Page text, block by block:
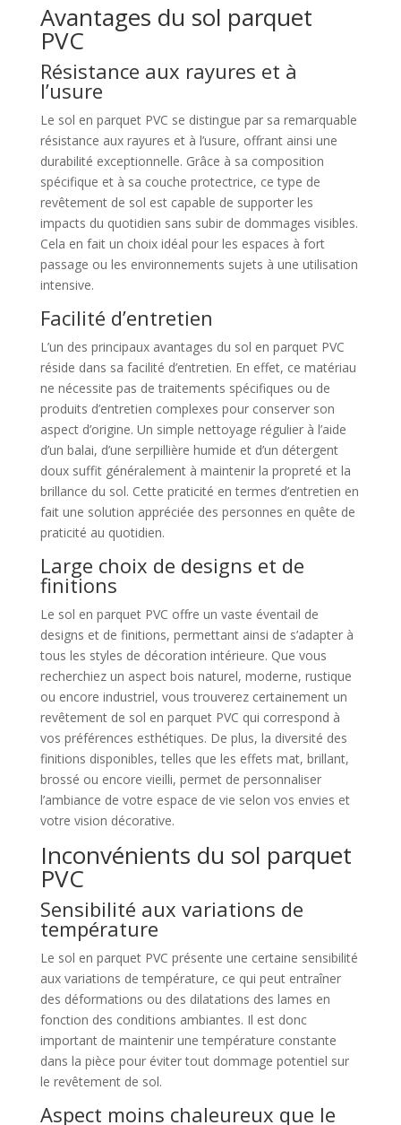
Avantages du sol parquet
PVC
Résistance aux rayures et à
l’usure
Le sol en parquet PVC se distingue par sa remarquable
résistance aux rayures et à l’usure, offrant ainsi une
durabilité exceptionnelle. Grâce à sa composition
spécifique et à sa couche protectrice, ce type de
revêtement de sol est capable de supporter les
impacts du quotidien sans subir de dommages visibles.
Cela en fait un choix idéal pour les espaces à fort
passage ou les environnements sujets à une utilisation
intensive.
Facilité d’entretien
L’un des principaux avantages du sol en parquet PVC
réside dans sa facilité d’entretien. En effet, ce matériau
ne nécessite pas de traitements spécifiques ou de
produits d’entretien complexes pour conserver son
aspect d’origine. Un simple nettoyage régulier à l’aide
d’un balai, d’une serpillière humide et d’un détergent
doux suffit généralement à maintenir la propreté et la
brillance du sol. Cette praticité en termes d’entretien en
fait une solution appréciée des personnes en quête de
praticité au quotidien.
Large choix de designs et de
finitions
Le sol en parquet PVC offre un vaste éventail de
designs et de finitions, permettant ainsi de s’adapter à
tous les styles de décoration intérieure. Que vous
recherchiez un aspect bois naturel, moderne, rustique
ou encore industriel, vous trouverez certainement un
revêtement de sol en parquet PVC qui correspond à
vos préférences esthétiques. De plus, la diversité des
finitions disponibles, telles que les effets mat, brillant,
brossé ou encore vieilli, permet de personnaliser
l’ambiance de votre espace de vie selon vos envies et
votre vision décorative.
Inconvénients du sol parquet
PVC
Sensibilité aux variations de
température
Le sol en parquet PVC présente une certaine sensibilité
aux variations de température, ce qui peut entraîner
des déformations ou des dilatations des lames en
fonction des conditions ambiantes. Il est donc
important de maintenir une température constante
dans la pièce pour éviter tout dommage potentiel sur
le revêtement de sol.
Aspect moins chaleureux que le